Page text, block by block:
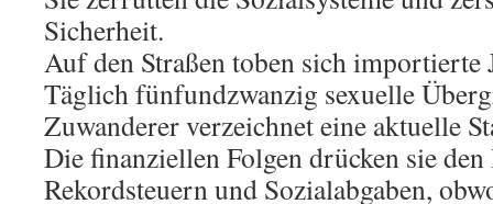
Sicherheit.
Auf den Straßen toben sich importierte
Täglich fünfundzwanzig sexuelle
Zuwanderer verzeichnet eine aktuelle
Die finanziellen Folgen drücken sie
Rekordsteuern und Sozialabgaben,